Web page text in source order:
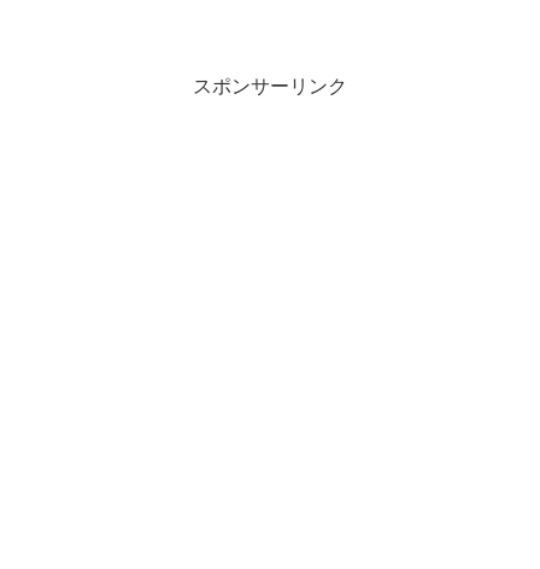
スポンサーリンク